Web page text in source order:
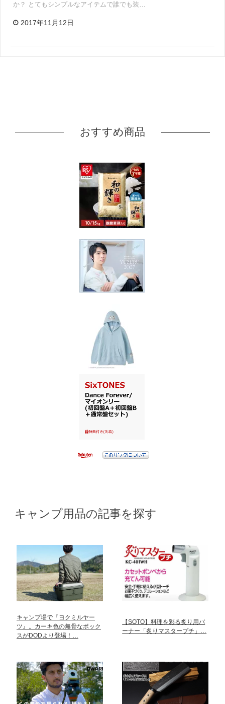
か？ とてもシンプルなアイテムで誰でも装…
2017年11月12日
おすすめ商品
キャンプ用品の記事を探す
キャンプ場で『ヨクミルヤー
ツ』。カーキ色の無骨なボック
スがDODより登場！…
【SOTO】料理を彩る炙り用バ
ーナー「炙りマスタープチ」…